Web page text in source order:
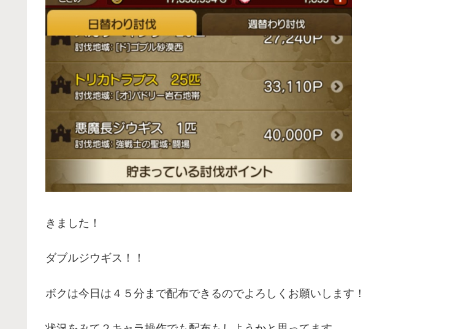
きました！
ダブルジウギス！！
ボクは今日は４５分まで配布できるのでよろしくお願いします！